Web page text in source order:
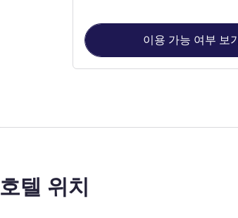
이용 가능 여부 보
호텔 위치